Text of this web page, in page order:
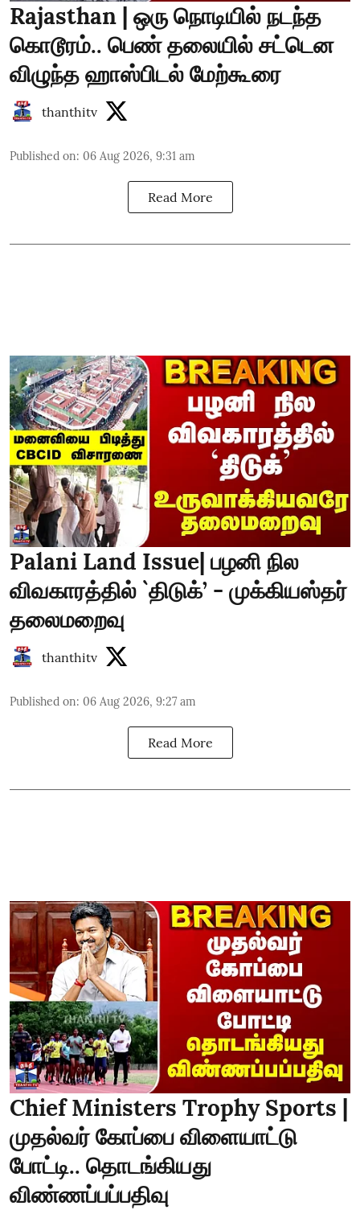
Rajasthan | ஒரு நொடியில் நடந்த
கொடூரம்.. பெண் தலையில் சட்டென
விழுந்த ஹாஸ்பிடல் மேற்கூரை
thanthitv
Published on: 06 Aug 2026, 9:31 am
Read More
Palani Land Issue| பழனி நில
விவகாரத்தில் `திடுக்’ - முக்கியஸ்தர்
தலைமறைவு
thanthitv
Published on: 06 Aug 2026, 9:27 am
Read More
Chief Ministers Trophy Sports |
முதல்வர் கோப்பை விளையாட்டு
போட்டி.. தொடங்கியது
விண்ணப்பப்பதிவு